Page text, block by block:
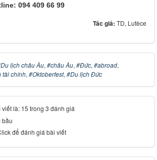
094 409 66 99
Tác giả: TD, Lutèce
lịch châu Âu, #châu Âu, #Đức, #abroad,
tài chính, #Oktoberfest, #Du lịch Đức
là: 15 trong 3 đánh giá
bầu
để đánh giá bài viết